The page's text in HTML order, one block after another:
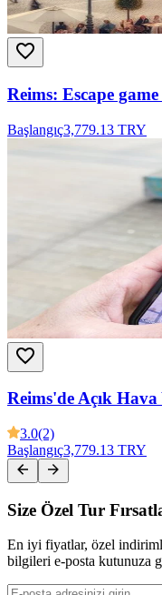
Reims: Escape
Başlangıç3,779.13 TRY
Reims'de Açık
3.0(2)
Başlangıç3,779.13 TRY
Size Özel Tur
En iyi fiyatlar, özel
bilgileri e-posta kutunuza